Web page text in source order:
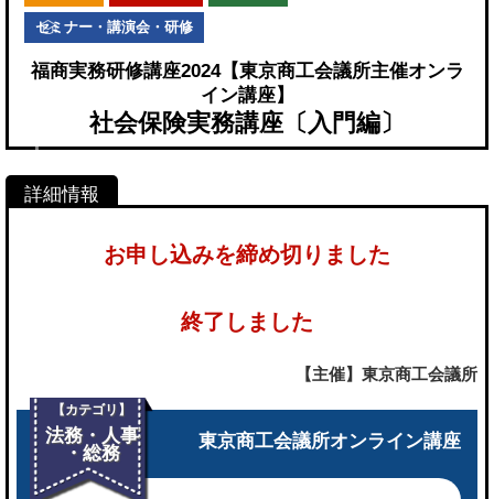
セミナー・講演会・研修
福商実務研修講座2024【東京商工会議所主催オンラ
イン講座】
社会保険実務講座〔入門編〕
お申し込みを締め切りました
終了しました
【主催】東京商工会議所
東京商工会議所オンライン講座
【カテゴリ】
法務・人事
・総務